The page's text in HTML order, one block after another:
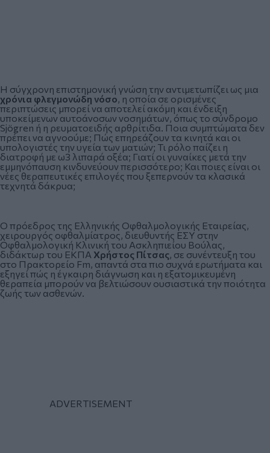
Η σύγχρονη επιστημονική γνώση την αντιμετωπίζει ως μια
χρόνια φλεγμονώδη νόσο, η οποία σε ορισμένες
περιπτώσεις μπορεί να αποτελεί ακόμη και ένδειξη
υποκείμενων αυτοάνοσων νοσημάτων, όπως το σύνδρομο
Sjögren ή η ρευματοειδής αρθρίτιδα. Ποια συμπτώματα δεν
πρέπει να αγνοούμε; Πώς επηρεάζουν τα κινητά και οι
υπολογιστές την υγεία των ματιών; Τι ρόλο παίζει η
διατροφή με ω3 λιπαρά οξέα; Γιατί οι γυναίκες μετά την
εμμηνόπαυση κινδυνεύουν περισσότερο; Και ποιες είναι οι
νέες θεραπευτικές επιλογές που ξεπερνούν τα κλασικά
τεχνητά δάκρυα;
Ο πρόεδρος της Ελληνικής Οφθαλμολογικής Εταιρείας,
χειρουργός οφθαλμίατρος, διευθυντής ΕΣΥ στην
Οφθαλμολογική Κλινική του Ασκληπιείου Βούλας,
διδάκτωρ του ΕΚΠΑ Χρήστος Πίτσας, σε συνέντευξη του
στο Πρακτορείο Fm, απαντά στα πιο συχνά ερωτήματα και
εξηγεί πώς η έγκαιρη διάγνωση και η εξατομικευμένη
θεραπεία μπορούν να βελτιώσουν ουσιαστικά την ποιότητα
ζωής των ασθενών.